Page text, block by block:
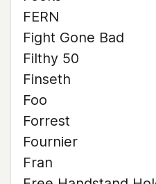
FERN
Fight Gone Bad
Filthy 50
Finseth
Foo
Forrest
Fournier
Fran